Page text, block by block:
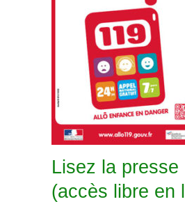
Lisez la presse
(accès libre en